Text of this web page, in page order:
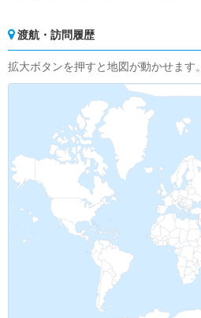
渡航・訪問履歴
拡大ボタンを押すと地図が動かせます。